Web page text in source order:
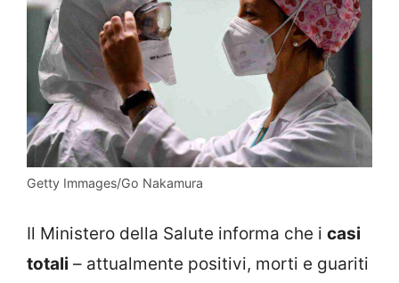
Getty Immages/Go Nakamura
Il Ministero della Salute informa che i casi
totali – attualmente positivi, morti e guariti